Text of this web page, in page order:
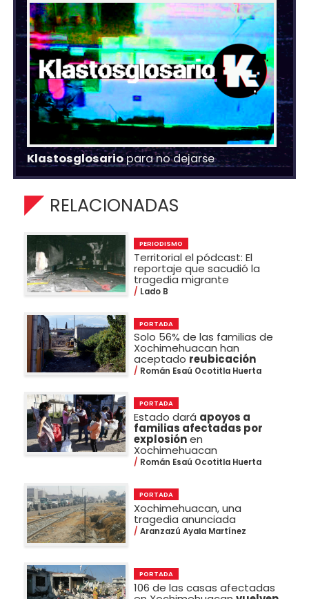
Klastosglosariopara no dejarse
RELACIONADAS
PERIODISMO
Territorial el pódcast: El
reportaje que sacudió la
tragedia migrante
Lado B
PORTADA
Solo 56% de las familias de
Xochimehuacan han
aceptado reubicación
Román Esaú Ocotitla Huerta
PORTADA
Estado dará apoyos a
familias afectadas por
explosiónen
Xochimehuacan
Román Esaú Ocotitla Huerta
PORTADA
Xochimehuacan, una
tragedia anunciada
Aranzazú Ayala Martínez
PORTADA
106 de las casas afectadas